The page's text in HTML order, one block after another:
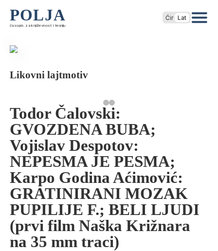
POLJA
časopis za književnost i teoriju
Ćir Lat
Likovni lajtmotiv
Todor Čalovski:
GVOZDENA BUBA;
Vojislav Despotov:
NEPESMA JE PESMA;
Karpo Godina Aćimović:
GRATINIRANI MOZAK
PUPILIJE F.; BELI LJUDI
(prvi film Naška Križnara
na 35 mm traci)